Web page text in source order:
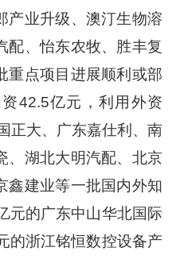
产业升级、澳汀生物溶
配、怡东农牧、胜丰复
重点项目进展顺利或部
42.5亿元，利用外资
正大、广东嘉仕利、南
、湖北大明汽配、北京
鑫建业等一批国内外知
元的广东中山华北国际
的浙江铭恒数控设备产